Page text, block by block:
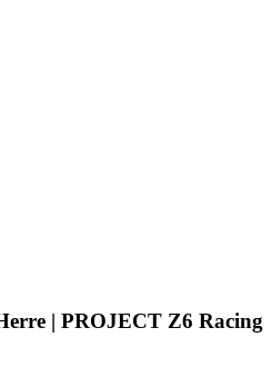
| PROJECT Z6 Racing